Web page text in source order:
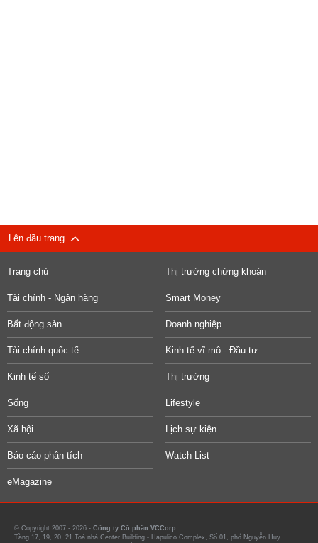
Lên đầu trang
Trang chủ Thị trường chứng khoán
Tài chính - Ngân hàng Smart Money
Bất động sản Doanh nghiệp
Tài chính quốc tế Kinh tế vĩ mô - Đầu tư
Kinh tế số Thị trường
Sống Lifestyle
Xã hội Lịch sự kiện
Báo cáo phân tích Watch List
eMagazine
© Copyright 2007 - 2026 - Công ty Cổ phần VCCorp.
Tầng 17, 19, 20, 21 Toà nhà Center Building - Hapulico Complex, Số 01, phố Nguyễn Huy